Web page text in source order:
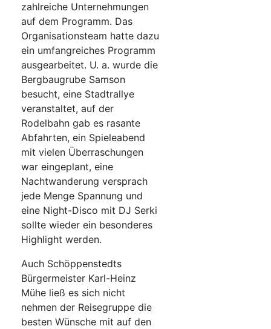
zahlreiche Unternehmungen
auf dem Programm. Das
Organisationsteam hatte dazu
ein umfangreiches Programm
ausgearbeitet. U. a. wurde die
Bergbaugrube Samson
besucht, eine Stadtrallye
veranstaltet, auf der
Rodelbahn gab es rasante
Abfahrten, ein Spieleabend
mit vielen Überraschungen
war eingeplant, eine
Nachtwanderung versprach
jede Menge Spannung und
eine Night-Disco mit DJ Serki
sollte wieder ein besonderes
Highlight werden.
Auch Schöppenstedts
Bürgermeister Karl-Heinz
Mühe ließ es sich nicht
nehmen der Reisegruppe die
besten Wünsche mit auf den